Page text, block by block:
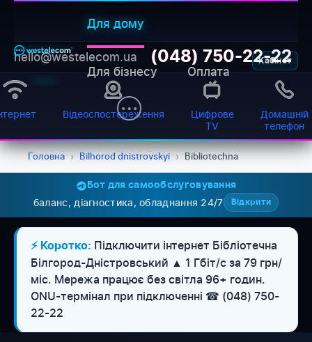
Для дому
Для бізнесу Оплата
Кабінет
hello@westelecom.ua (048) 750-22-22
Відеоспостереження
Цифрове
TV
Домашній
телефон
Головна › Bilhorod dnistrovskyi › Bibliotechna
Бот для самообслуговування
баланс, діагностика, обладнання 24/7 Відкрити
⚡ Коротко: Підключити інтернет Бібліотечна
Білгород-Дністровський ▲ 1 Гбіт/с за 79 грн/
міс. Мережа працює без світла 96+ годин.
ONU-термінал при підключенні ☎ (048) 750-
22-22
WESTELECOM
Онлайн-підтримка